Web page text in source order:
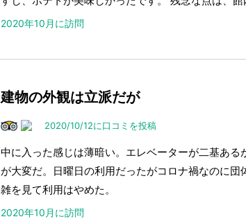
2020年10月に訪問
建物の外観は立派だが
2020/10/12に口コミを投稿
中に入った感じは薄暗い。エレベーターが二基あ
が大変だ。日曜日の利用だったがコロナ禍なのに
雑を見て利用はやめた。
2020年10月に訪問